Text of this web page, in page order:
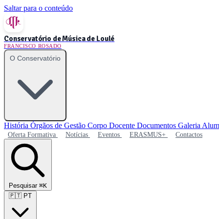
Saltar para o conteúdo
Conservatório de Música de Loulé
FRANCISCO ROSADO
O Conservatório
História Órgãos de Gestão Corpo Docente Documentos Galeria
Oferta Formativa Notícias Eventos ERASMUS+ Contactos
Pesquisar ⌘K
🇵🇹 PT